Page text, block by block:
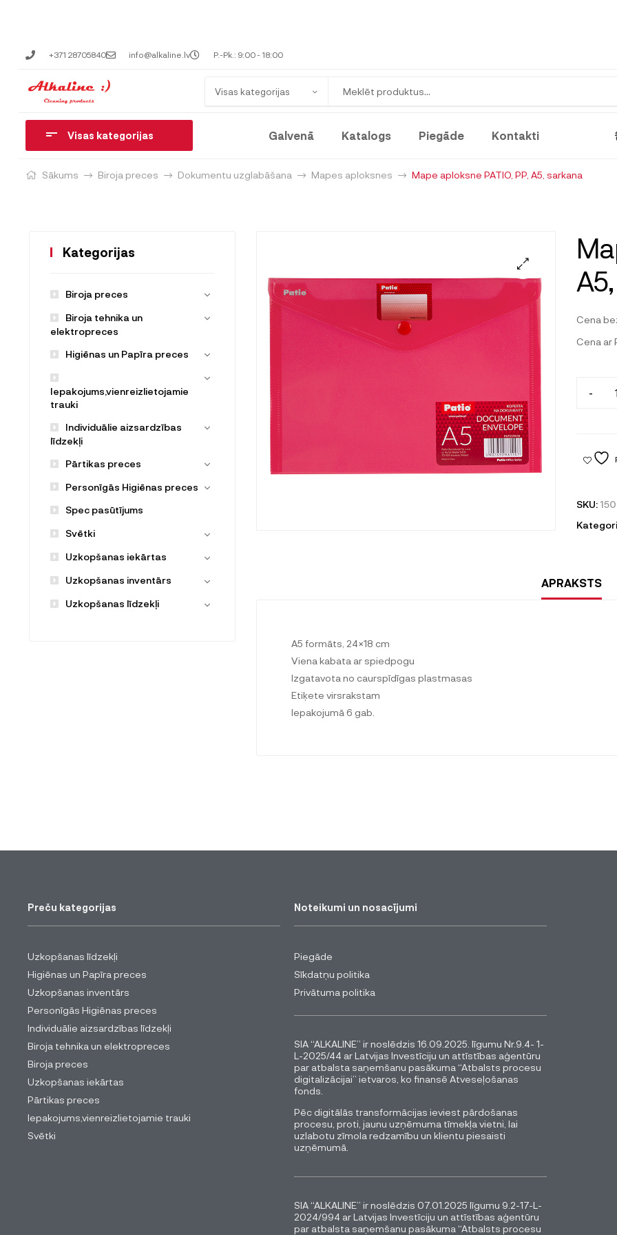
+371 28705840 info@alkaline.lv P.-Pk.: 9:00 - 18:00
Visas kategorijas
Visas kategorijas Galvenā Katalogs Piegāde Kontakti
Sākums Biroja preces Dokumentu uzglabāšana Mapes aploksnes Mape aploksne PATIO, PP, A5, sarkana
Cena
Cena ar
-
SKU:
APRAKSTS
A5 formāts, 24×18 cm
Viena kabata ar spiedpogu
Izgatavota no caurspīdīgas plastmasas
Etiķete virsrakstam
Iepakojumā 6 gab.
Kategorijas
Biroja preces
Biroja tehnika un
elektropreces
Higiēnas un Papīra preces
Iepakojums,vienreizlietojamie
trauki
Individuālie aizsardzības
līdzekļi
Pārtikas preces
Personīgās Higiēnas preces
Spec pasūtījums
Svētki
Uzkopšanas iekārtas
Uzkopšanas inventārs
Uzkopšanas līdzekļi
Preču kategorijas
Uzkopšanas līdzekļi
Higiēnas un Papīra preces
Uzkopšanas inventārs
Personīgās Higiēnas preces
Individuālie aizsardzības līdzekļi
Biroja tehnika un elektropreces
Biroja preces
Uzkopšanas iekārtas
Pārtikas preces
Iepakojums,vienreizlietojamie trauki
Svētki
Noteikumi un nosacījumi
Piegāde
Sīkdatņu politika
Privātuma politika
SIA “ALKALINE” ir noslēdzis 16.09.2025. līgumu Nr.9.4- 1-
L-2025/44 ar Latvijas Investīciju un attīstības aģentūru
par atbalsta saņemšanu pasākuma “Atbalsts procesu
digitalizācijai” ietvaros, ko finansē Atveseļošanas
fonds.
Pēc digitālās transformācijas ieviest pārdošanas
procesu, proti, jaunu uzņēmuma tīmekļa vietni, lai
uzlabotu zīmola redzamību un klientu piesaisti
uzņēmumā.
SIA “ALKALINE” ir noslēdzis 07.01.2025 līgumu 9.2-17-L-
2024/994 ar Latvijas Investīciju un attīstības aģentūru
par atbalsta saņemšanu pasākuma “Atbalsts procesu